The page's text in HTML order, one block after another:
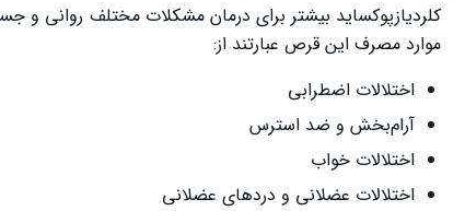
کلردیازپوکساید بیشتر برای درمان مشکلات مختلف روانی
موارد مصرف این قرص عبارتند از:
اختلالات اضطرابی
آرام‌بخش و ضد استرس
اختلالات خواب
اختلالات عضلانی و دردهای عضلانی